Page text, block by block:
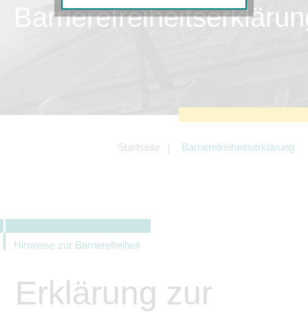
Startseite Barrierefreiheitserklärung
Hinweise zur Barrierefreiheit
Erklärung zur
Diese Cookies sind erforderlich, um die
grundlegende Funktionalität der Website
Angebotes einschließlich der
Angeboten von z.B. Facebook und
LinkedIn.
können.